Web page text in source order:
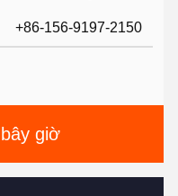
+86-156-9197-2150
giờ